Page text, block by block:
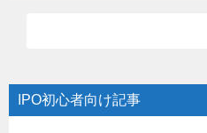
IPO初心者向け記事